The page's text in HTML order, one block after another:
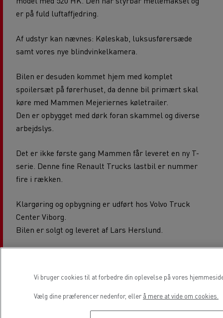
er på fuld luftaffjedring.
Af udstyr kan nævnes: Køleskab, luksusførersæde
samt vores nye blindvinkelkamera.
Bilen er desuden kommet hjem med komplet
spoilersæt på førerhuset, da denne bil primært skal
køre med Mammen Mejeriernes køletrailer.
Den er opbygget med dørk foran skammel og diverse
arbejdslys.
Det er ikke første gang Mammen får leveret en ny T-
serie. Denne fine Renault Trucks lastbil er nummer
fire i rækken.
Klargøring og opbygning er udført hos Volvo Truck
Center Viborg.
Bilen er solgt og leveret af Lars Herslund.
eller telefon: +45 25 45 45 07
Vi bruger cookies til at forbedre din oplevelse på vores
Vælg dine præferencer nedenfor, eller å mere at vide om cookies.